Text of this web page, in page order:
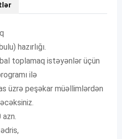
hazırlığı.
bal toplamaq istəyənlər üçün
ilə
üzrə peşəkar müəllimlərdən